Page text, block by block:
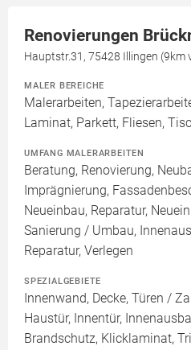
Renovierungen
Hauptstr.31, 75428 Illingen (9km
MALER BEREICHE
Malerarbeiten,
Laminat, Parkett, Fliesen,
UMFANG MALERARBEITEN
Beratung, Renovierung,
Imprägnierung,
Neueinbau, Reparatur,
Sanierung / Umbau,
Reparatur, Verlegen
SPEZIALGEBIETE
Innenwand, Decke, Türen /
Haustür, Innentür,
Brandschutz, Klicklaminat,